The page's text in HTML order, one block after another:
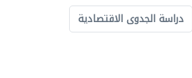
دراسة الجدوى الاقتصادية